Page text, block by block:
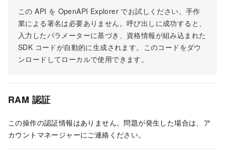
この API を OpenAPI Explorer でお試しください。手作
業による署名は必要ありません。呼び出しに成功すると、
入力したパラメーターに基づき、資格情報が組み込まれた
SDK コードが自動的に生成されます。このコードをダウ
ンロードしてローカルで使用できます。
RAM 認証
この操作の認証情報はありません。問題が発生した場合は、ア
カウントマネージャーにご連絡ください。